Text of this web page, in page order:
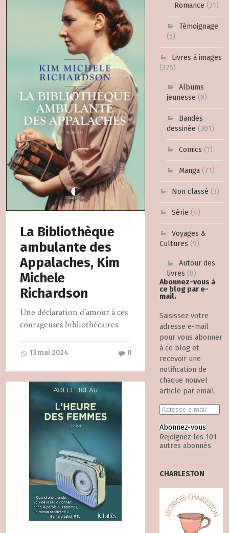
Romance (31)
Témoignage
(5)
Livres à images
(375)
Albums
jeunesse (9)
Bandes
dessinée (301)
Comics (1)
Manga (71)
Non classé (3)
Série (4)
Voyages &
Cultures (9)
Autour des
livres (8)
Abonnez-vous à
ce blog par e-
mail.
Saisissez votre
adresse e-mail
pour vous abonner
à ce blog et
recevoir une
notification de
chaque nouvel
article par email.
Abonnez-vous
Rejoignez les 101
autres abonnés
CHARLESTON
La Bibliothèque
ambulante des
Appalaches, Kim
Michele
Richardson
Une déclaration d’amour à ces
courageuses bibliothécaires
13 mai 2024 0